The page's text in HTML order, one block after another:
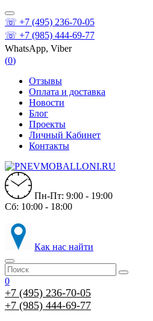
☏ +7 (495) 236-70-05
☏ +7 (985) 444-69-77
WhatsApp, Viber
(0)
Отзывы
Оплата и доставка
Новости
Блог
Проекты
Личный Кабинет
Контакты
Пн-Пт: 9:00 - 19:00
Сб: 10:00 - 18:00
Как нас найти
0
+7 (495) 236-70-05
+7 (985) 444-69-77